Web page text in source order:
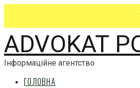
ADVOKAT
Інформаційне агентство
ГОЛОВНА